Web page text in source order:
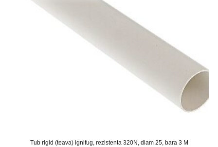
Tub rigid (teava) ignifug, rezistenta 320N, diam 25, bara 3 M